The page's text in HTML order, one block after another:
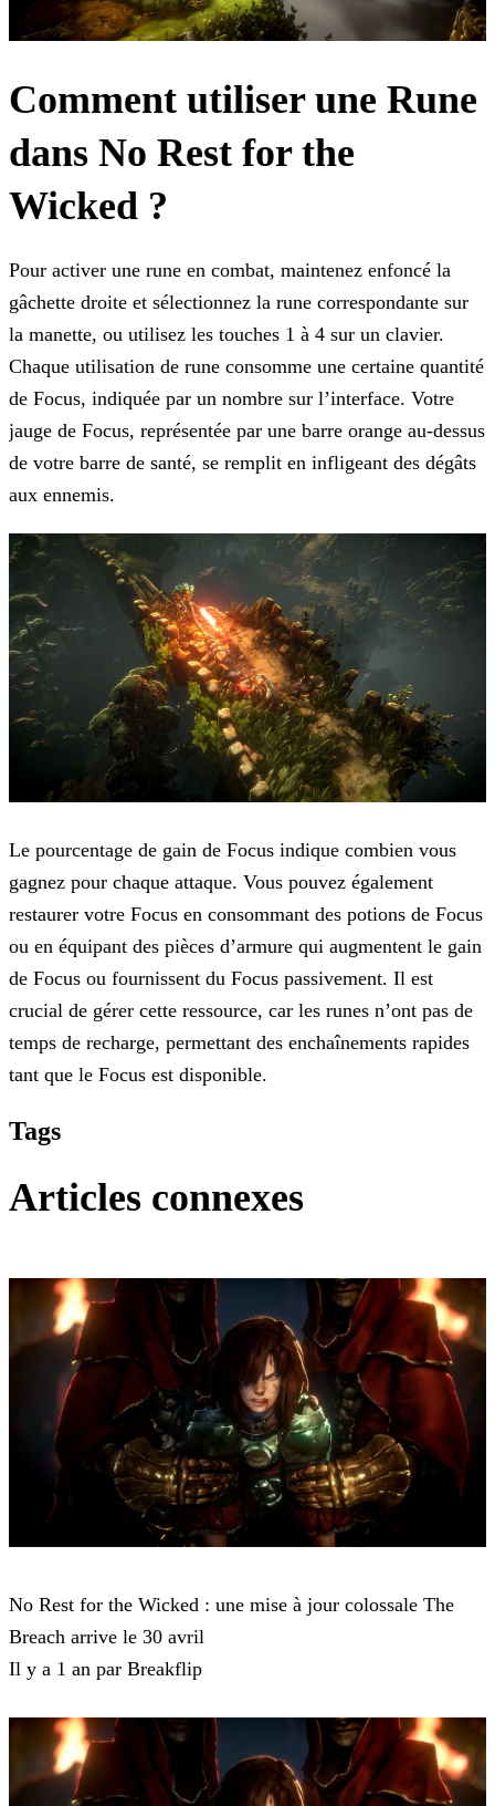
Comment utiliser une Rune
dans No Rest for the
Wicked ?
Pour activer une rune en combat, maintenez enfoncé la
gâchette droite et sélectionnez la rune correspondante sur
la manette, ou utilisez les touches 1 à 4 sur un clavier.
Chaque utilisation de rune consomme une certaine quantité
de Focus, indiquée par un nombre sur l’interface. Votre
jauge de Focus, représentée par une barre orange au-dessus
de votre barre de santé, se remplit en infligeant des dégâts
aux ennemis.
Le pourcentage de gain de Focus indique combien vous
gagnez pour chaque attaque. Vous pouvez également
restaurer votre Focus en consommant des potions de Focus
ou en équipant des pièces d’armure qui augmentent le gain
de Focus ou fournissent du Focus passivement. Il est
crucial de gérer cette ressource, car les runes n’ont pas de
temps de recharge, permettant des enchaînements rapides
tant que le Focus est disponible.
Tags
Articles connexes
No Rest for the Wicked : une mise à jour colossale The
Breach arrive le 30 avril
Il y a 1 an par Breakflip